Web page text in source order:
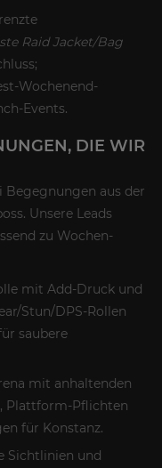
Raid Jacket/Bag
Wochenend-
Events.
DIE WIR
aus der
Unsere Leads
zu Wochen-
mit Add-Druck und
Stun/DPS-Rollen
saubere
mit anhaltenden
Plattform-Pflichten
für Konstanz.
Sichtlinien und